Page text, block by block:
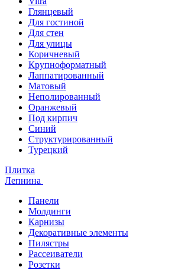
Глянцевый
Для гостиной
Для стен
Для улицы
Коричневый
Крупноформатный
Лаппатированный
Матовый
Неполированный
Оранжевый
Под кирпич
Синий
Структурированный
Турецкий
Плитка
Лепнина
Панели
Молдинги
Карнизы
Декоративные элементы
Пилястры
Рассеиватели
Розетки